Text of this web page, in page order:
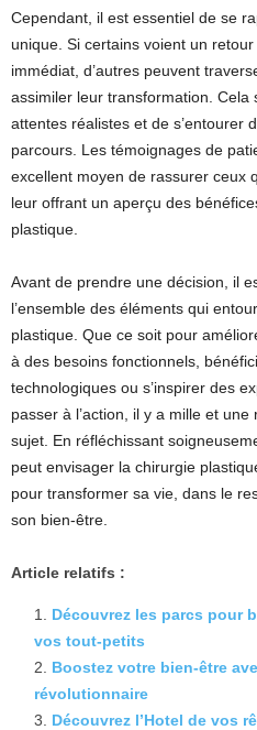
Cependant, il est essentiel de se
unique. Si certains voient un
immédiat, d’autres peuvent
assimiler leur transformation. Cela
attentes réalistes et de s’entourer
parcours. Les témoignages de
excellent moyen de rassurer ceux
leur offrant un aperçu des
plastique.
Avant de prendre une décision, il
l’ensemble des éléments qui
plastique. Que ce soit pour
à des besoins fonctionnels,
technologiques ou s’inspirer des
passer à l’action, il y a mille et
sujet. En réfléchissant
peut envisager la chirurgie
pour transformer sa vie, dans le
son bien-être.
Article relatifs :
Découvrez les parcs pour
vos tout-petits
Boostez votre bien-être
révolutionnaire
Découvrez l’Hotel de vos